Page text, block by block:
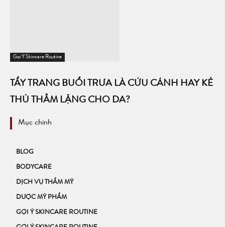
Gợi Ý Skincare Routine
TẨY TRANG BUỔI TRƯA LÀ CỨU CÁNH HAY KẺ
THÙ THẦM LẶNG CHO DA?
Mục chính
BLOG
BODYCARE
DỊCH VỤ THẨM MỸ
DƯỢC MỸ PHẨM
GỢI Ý SKINCARE ROUTINE